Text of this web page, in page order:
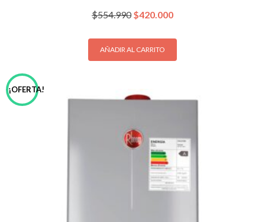
$554.990 El
original
era:
$554.990.
$420.000El
actual
$420.000.
AÑADIR AL CARRITO
¡OFERTA!